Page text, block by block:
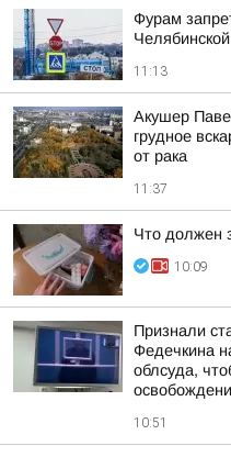
Фурам
11:13
Акушер
грудное
от рака
11:37
Что должен
10:09
Признали
Федечкина
облсуда,
10:51